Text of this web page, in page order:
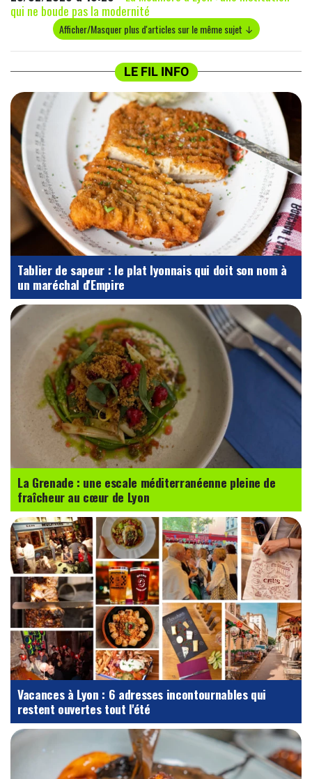
qui ne boude pas la modernité
Afficher/Masquer plus d'articles sur le même sujet ↓
LE FIL INFO
Tablier de sapeur : le plat lyonnais qui doit son nom à
un maréchal d'Empire
La Grenade : une escale méditerranéenne pleine de
fraîcheur au cœur de Lyon
Vacances à Lyon : 6 adresses incontournables qui
restent ouvertes tout l'été